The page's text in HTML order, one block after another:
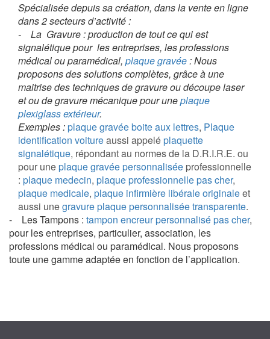
Spécialisée depuis sa création, dans la vente en ligne
dans 2 secteurs d’activité :
- La Gravure : production de tout ce qui est
signalétique pour les entreprises, les professions
médical ou paramédical, plaque gravée: Nous
proposons des solutions complètes, grâce à une
maitrise des techniques de gravure ou découpe laser
et ou de gravure mécanique pour uneplaque
plexiglass extérieur.
Exemples :plaque gravée boite aux lettres, Plaque
identification voitureaussi appeléplaquette
signalétique, répondant au normes de la D.R.I.R.E. ou
pour uneplaque gravée personnalisée professionnelle
: plaque medecin, plaque professionnelle pas cher,
plaque medicale, plaque infirmière libérale originaleet
aussi unegravure plaque personnalisée transparente.
- Les Tampons : tampon encreur personnalisé pas cher,
pour les entreprises, particulier, association, les
professions médical ou paramédical. Nous proposons
toute une gamme adaptée en fonction de l’application.